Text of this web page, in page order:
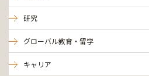
研究
グローバル教育・留学
キャリア